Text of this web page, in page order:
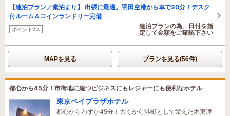
【連泊プラン／素泊まり】 出張に最適。羽田空港から車で20分！デスク
付ルーム＆コインランドリー完備
ポイント2%
連泊プランの為、日付を指
定して金額をご確認下さい
MAPを見る プランを見る(56件)
都心から45分！市街地に建つビジネスにもレジャーにも便利なホテル
東京ベイプラザホテル
都心からわずか45分！古くから港町として栄えた木更津